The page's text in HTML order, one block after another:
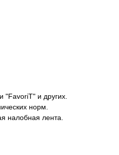
"FavoriT" и других.
норм.
налобная лента.